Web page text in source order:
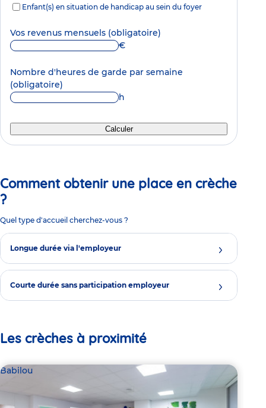
Enfant(s) en situation de handicap au sein du foyer
Vos revenus mensuels (obligatoire)
€
Nombre d'heures de garde par semaine
(obligatoire)
h
Calculer
Comment obtenir une place en crèche
?
Quel type d'accueil cherchez-vous ?
Longue durée via l'employeur
Courte durée sans participation employeur
Les crèches à proximité
Babilou